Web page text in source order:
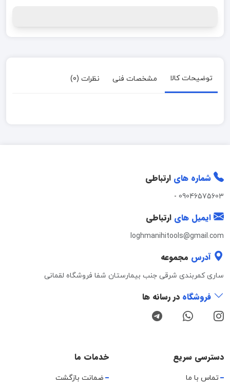
توضیحات کالا مشخصات فنی نظرات (0)
شماره های ارتباطی
09046575603
-
ایمیل های ارتباطی
loghmanihitools@gmail.com
آدرس مجموعه
ساری کمربندی شرقی جنب بیمارستان شفا فروشگاه لقمانی
فروشگاه در رسانه ها
دسترسی سریع
تماس با ما
خدمات ما
ضمانت بازگشت